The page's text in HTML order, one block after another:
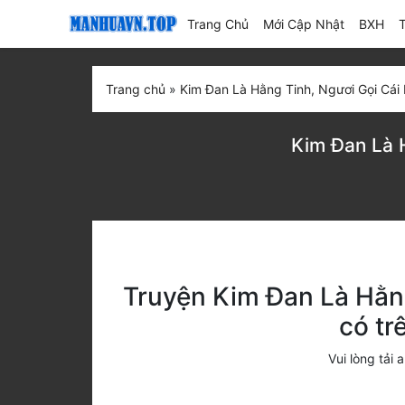
Trang Chủ Mới Cập Nhật(current)
BXH
Trang chủ » Kim Đan Là Hằng Tinh, Ngươi Gọi Cái
Kim Đan Là
Truyện Kim Đan Là
có
Vui lòng tải